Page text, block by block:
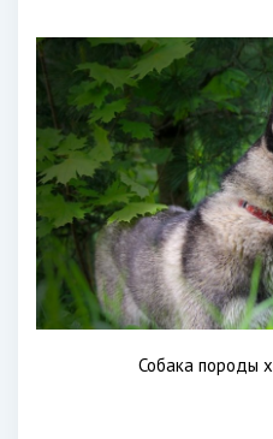
Собака породы